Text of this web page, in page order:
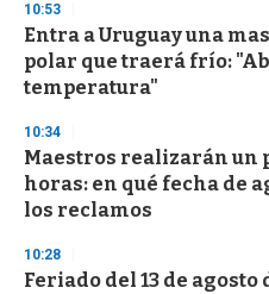
d
s
o
f
3
s
e
c
o
n
10:53
Entra a Uruguay una
polar que traerá frío:
temperatura"
10:34
Maestros realizarán un
horas: en qué fecha de
los reclamos
10:28
Feriado del 13 de agosto